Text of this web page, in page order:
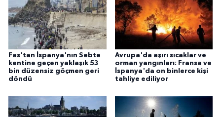
Fas'tan İspanya'nın Sebte
kentine geçen yaklaşık 53
bin düzensiz göçmen geri
döndü
Avrupa'da aşırı sıcaklar ve
orman yangınları: Fransa ve
İspanya'da on binlerce kişi
tahliye ediliyor